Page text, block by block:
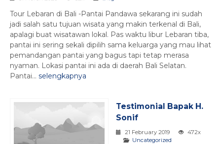
Tour Lebaran di Bali -Pantai Pandawa sekarang ini sudah
jadi salah satu tujuan wisata yang makin terkenal di Bali,
apalagi buat wisatawan lokal. Pas waktu libur Lebaran tiba,
pantai ini sering sekali dipilih sama keluarga yang mau lihat
pemandangan pantai yang bagus tapi tetap merasa
nyaman. Lokasi pantai ini ada di daerah Bali Selatan.
Pantai... selengkapnya
Testimonial Bapak H.
Sonif
21 February 2019
472x
Uncategorized